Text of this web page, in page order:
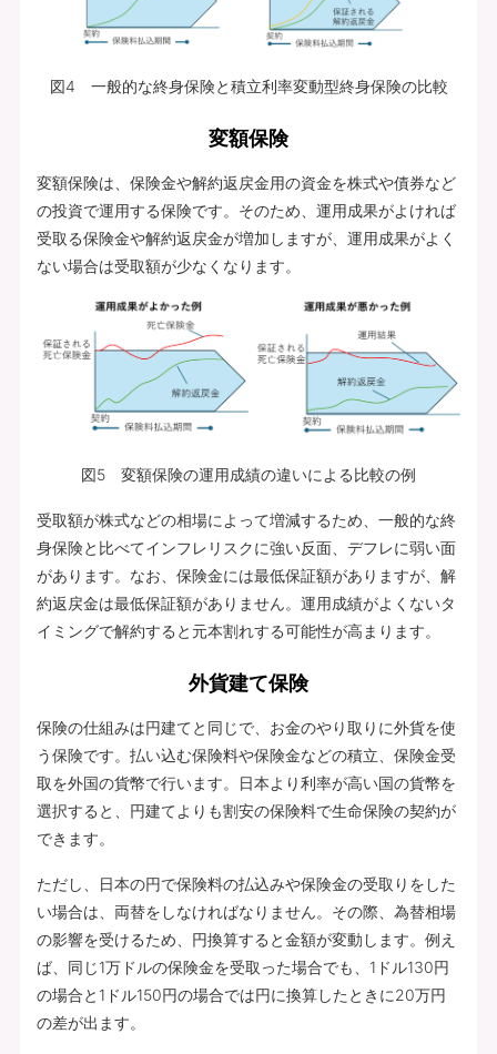
図4 一般的な終身保険と積立利率変動型終身保険の比較
変額保険
変額保険は、保険金や解約返戻金用の資金を株式や債券など
の投資で運用する保険です。そのため、運用成果がよければ
受取る保険金や解約返戻金が増加しますが、運用成果がよく
ない場合は受取額が少なくなります。
図5 変額保険の運用成績の違いによる比較の例
受取額が株式などの相場によって増減するため、一般的な終
身保険と比べてインフレリスクに強い反面、デフレに弱い面
があります。なお、保険金には最低保証額がありますが、解
約返戻金は最低保証額がありません。運用成績がよくないタ
イミングで解約すると元本割れする可能性が高まります。
外貨建て保険
保険の仕組みは円建てと同じで、お金のやり取りに外貨を使
う保険です。払い込む保険料や保険金などの積立、保険金受
取を外国の貨幣で行います。日本より利率が高い国の貨幣を
選択すると、円建てよりも割安の保険料で生命保険の契約が
できます。
ただし、日本の円で保険料の払込みや保険金の受取りをした
い場合は、両替をしなければなりません。その際、為替相場
の影響を受けるため、円換算すると金額が変動します。例え
ば、同じ1万ドルの保険金を受取った場合でも、1ドル130円
の場合と1ドル150円の場合では円に換算したときに20万円
の差が出ます。